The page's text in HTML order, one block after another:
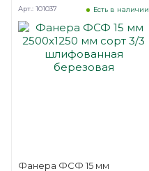
Фанера ФСФ 15 мм
Есть в наличии
Арт.: 101037